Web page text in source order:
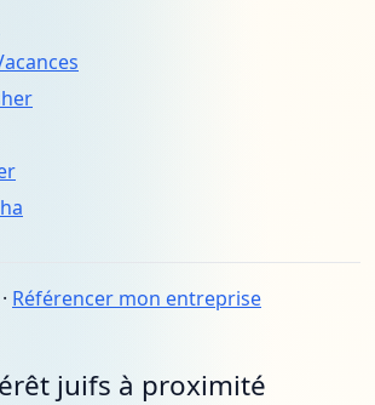
· Référencer mon entreprise
juifs à proximité